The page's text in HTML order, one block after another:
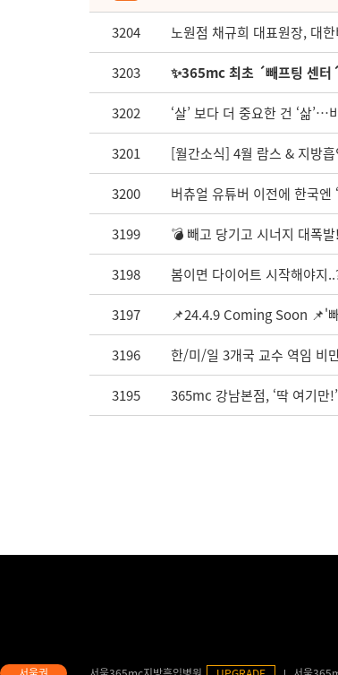
3204 노원점 채규희 대표원장, 대
3203 ✨365mc 최초 ´빼프팅 센터
3202 ‘살’ 보다 더 중요한 건 ‘삶
3201 [월간소식] 4월 람스 & 지방
3200 버츄얼 유튜버 이전에 한국
3199 💣 빼고 당기고 시너지 대폭
3198 봄이면 다이어트 시작해야지
3197 📌24.4.9 Coming Soon 📌'
3196 한/미/일 3개국 교수 역임 비
3195 365mc 강남본점, ‘딱 여기만